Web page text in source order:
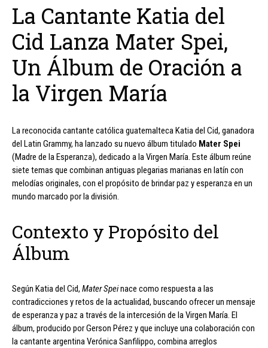
La Cantante Katia del
Cid Lanza Mater Spei,
Un Álbum de Oración a
la Virgen María
La reconocida cantante católica guatemalteca Katia del Cid, ganadora
del Latin Grammy, ha lanzado su nuevo álbum titulado Mater Spei
(Madre de la Esperanza), dedicado a la Virgen María. Este álbum reúne
siete temas que combinan antiguas plegarias marianas en latín con
melodías originales, con el propósito de brindar paz y esperanza en un
mundo marcado por la división.
Contexto y Propósito del
Álbum
Según Katia del Cid, Mater Speinace como respuesta a las
contradicciones y retos de la actualidad, buscando ofrecer un mensaje
de esperanza y paz a través de la intercesión de la Virgen María. El
álbum, producido por Gerson Pérez y que incluye una colaboración con
la cantante argentina Verónica Sanfilippo, combina arreglos